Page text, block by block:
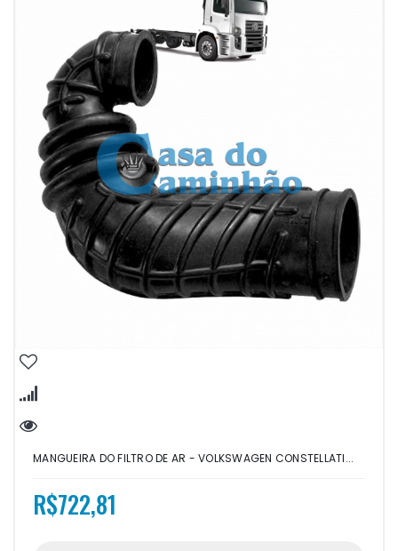
MANGUEIRA DO FILTRO DE AR - VOLKSWAGEN CONSTELLATI...
R$722,81